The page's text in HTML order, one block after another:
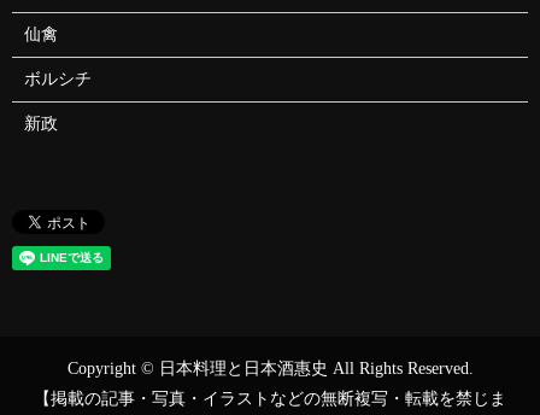
仙禽
ボルシチ
新政
Copyright © 日本料理と日本酒惠史 All Rights Reserved.
【掲載の記事・写真・イラストなどの無断複写・転載を禁じま